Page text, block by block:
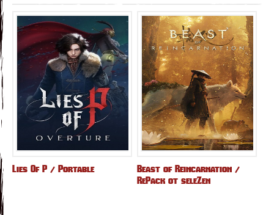
Lies Of P / Portable
Beast of Reincarnation /
RePack от seleZen